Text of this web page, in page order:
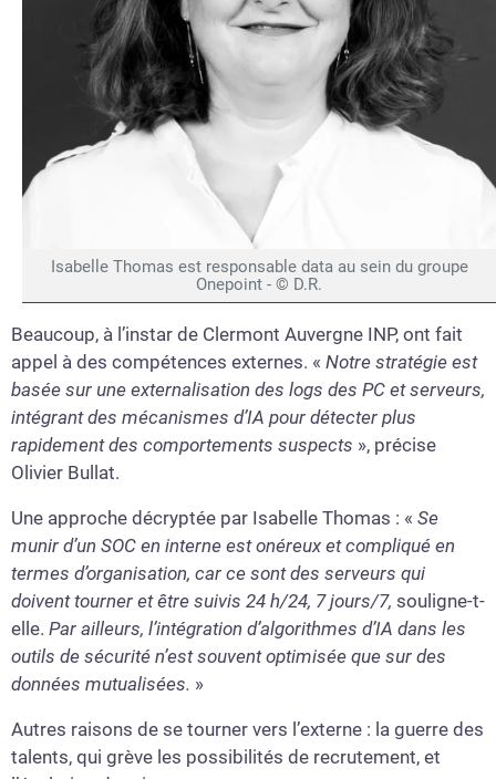
Isabelle Thomas est responsable data au sein du groupe
Onepoint - © D.R.
Beaucoup, à l’instar de Clermont Auvergne INP, ont fait
appel à des compétences externes. « Notre stratégie est
basée sur une externalisation des logs des PC et serveurs,
intégrant des mécanismes d’IA pour détecter plus
rapidement des comportements suspects », précise
Olivier Bullat.
Une approche décryptée par Isabelle Thomas : « Se
munir d’un SOC en interne est onéreux et compliqué en
termes d’organisation, car ce sont des serveurs qui
doivent tourner et être suivis 24 h/24, 7 jours/7, souligne-t-
elle. Par ailleurs, l’intégration d’algorithmes d’IA dans les
outils de sécurité n’est souvent optimisée que sur des
données mutualisées. »
Autres raisons de se tourner vers l’externe : la guerre des
talents, qui grève les possibilités de recrutement, et